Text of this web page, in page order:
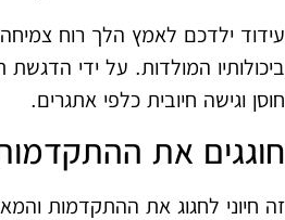
עידוד ילדכם לאמץ הלך רוח
ביכולותיו המולדות. על ידי
חוסן וגישה חיובית כלפי אתגרים.
חוגגים את
זה חיוני לחגוג את ההתקדמות